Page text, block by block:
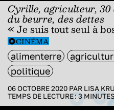
Cyrille, agriculteur, 30
du beurre, des dettes
« Je suis tout seul à
CINÉMA
alimenterre
politique
06 OCTOBRE 2020 PAR LISA
TEMPS DE LECTURE : 3